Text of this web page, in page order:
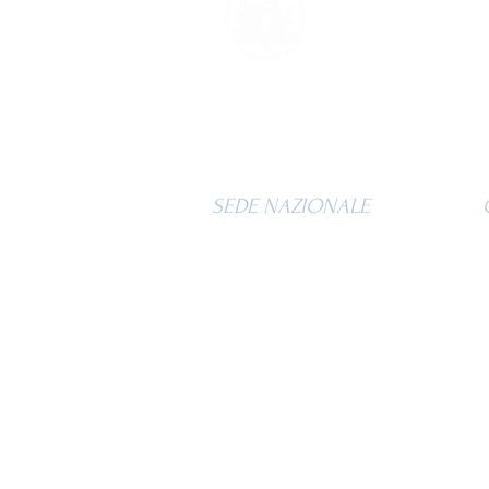
SEDE NAZIONALE